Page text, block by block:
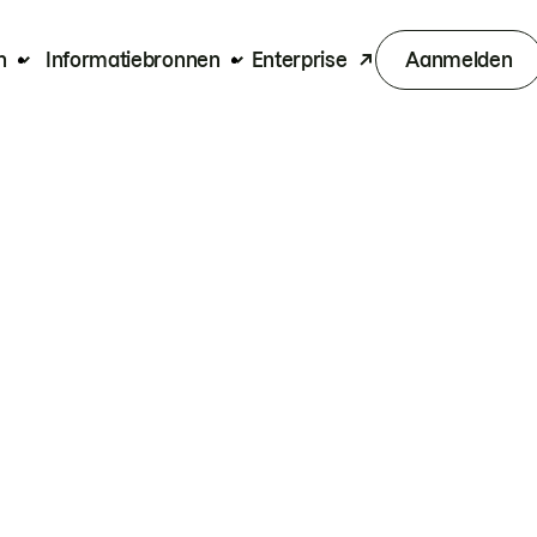
Informatiebronnen Enterprise Aanmelden